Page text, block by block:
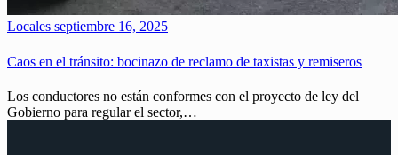
Locales septiembre 16, 2025
Caos en el tránsito: bocinazo de reclamo de taxistas y remiseros
Los conductores no están conformes con el proyecto de ley del
Gobierno para regular el sector,…